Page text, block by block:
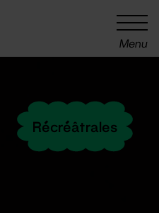
Menu
Récréâtrales